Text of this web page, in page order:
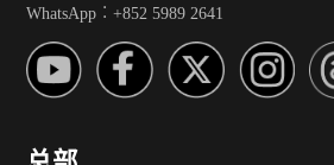
WhatsApp︰+852 5989 2641